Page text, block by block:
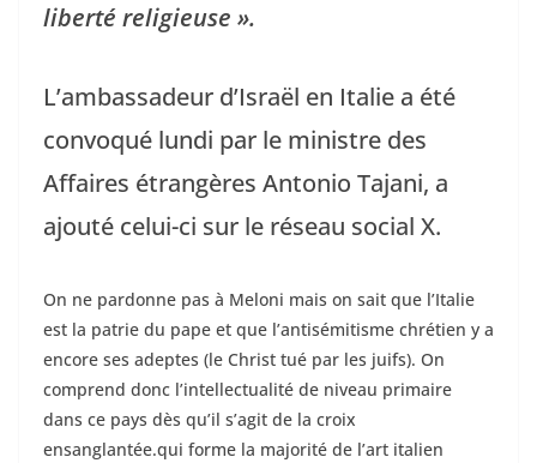
liberté religieuse ».
L’ambassadeur d’Israël en Italie a été
convoqué lundi par le ministre des
Affaires étrangères Antonio Tajani, a
ajouté celui-ci sur le réseau social X.
On ne pardonne pas à Meloni mais on sait que l’Italie
est la patrie du pape et que l’antisémitisme chrétien y a
encore ses adeptes (le Christ tué par les juifs). On
comprend donc l’intellectualité de niveau primaire
dans ce pays dès qu’il s’agit de la croix
ensanglantée.qui forme la majorité de l’art italien